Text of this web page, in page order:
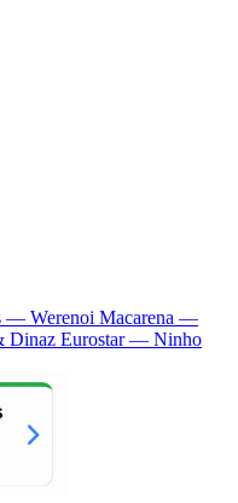
— Werenoi Macarena —
Dinaz Eurostar — Ninho